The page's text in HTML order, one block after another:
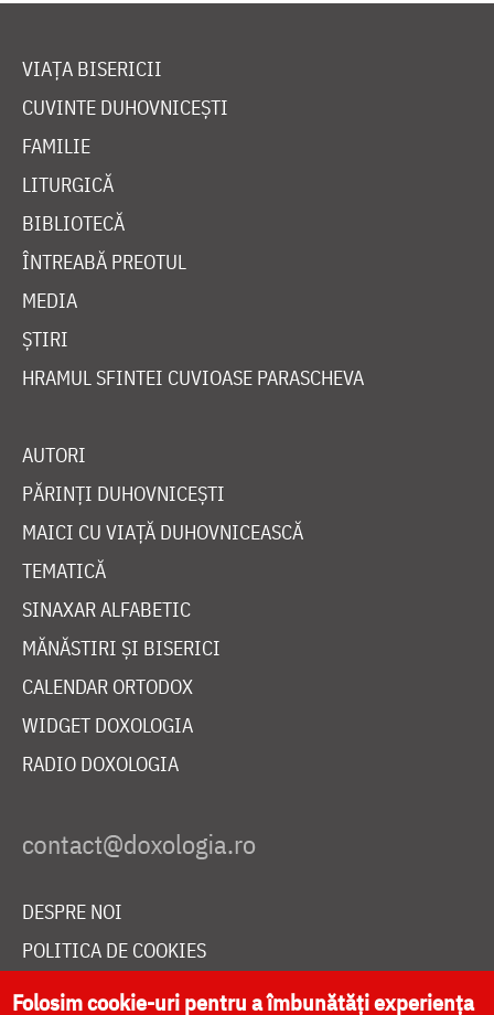
VIAȚA BISERICII
CUVINTE DUHOVNICEȘTI
FAMILIE
LITURGICĂ
BIBLIOTECĂ
ÎNTREABĂ PREOTUL
MEDIA
ȘTIRI
HRAMUL SFINTEI CUVIOASE PARASCHEVA
AUTORI
PĂRINȚI DUHOVNICEȘTI
MAICI CU VIAȚĂ DUHOVNICEASCĂ
TEMATICĂ
SINAXAR ALFABETIC
MĂNĂSTIRI ȘI BISERICI
CALENDAR ORTODOX
WIDGET DOXOLOGIA
RADIO DOXOLOGIA
DESPRE NOI
POLITICA DE COOKIES
DONEAZĂ ONLINE PENTRU CATEDRALA NAȚIONALĂ
Folosim cookie-uri pentru a îmbunătăți experiența